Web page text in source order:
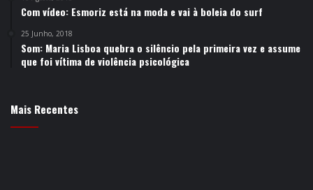
Com vídeo: Esmoriz está na moda e vai à boleia do surf
25 Junho, 2018
Som: Maria Lisboa quebra o silêncio pela primeira vez e assume
que foi vítima de violência psicológica
Mais Recentes